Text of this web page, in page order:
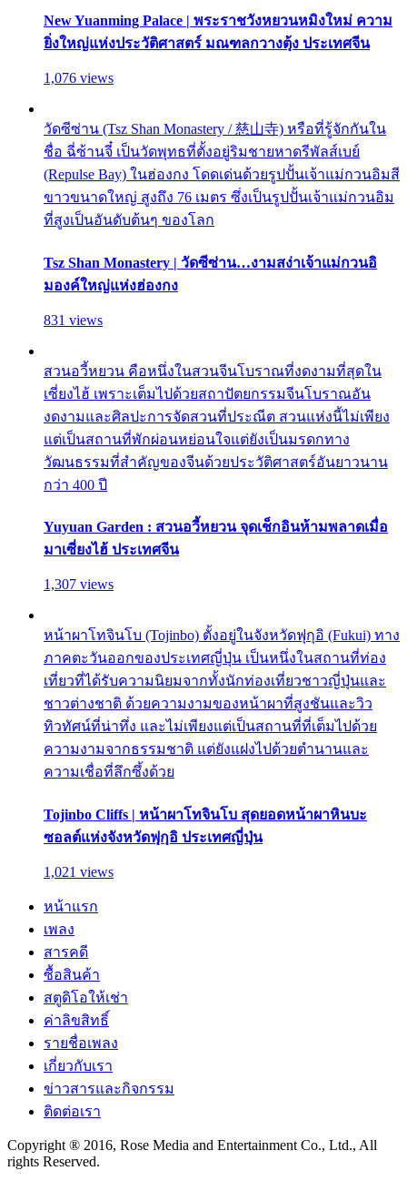
New Yuanming Palace | พระราชวังหยวนหมิงใหม่ ความ
ยิ่งใหญ่แห่งประวัติศาสตร์ มณฑลกวางตุ้ง ประเทศจีน
1,076 views
วัดซีซ่าน (Tsz Shan Monastery / 慈山寺) หรือที่รู้จักกันใน
ชื่อ ฉี่ซ้านจี๋ เป็นวัดพุทธที่ตั้งอยู่ริมชายหาดรีพัลส์เบย์
(Repulse Bay) ในฮ่องกง โดดเด่นด้วยรูปปั้นเจ้าแม่กวนอิมสี
ขาวขนาดใหญ่ สูงถึง 76 เมตร ซึ่งเป็นรูปปั้นเจ้าแม่กวนอิม
ที่สูงเป็นอันดับต้นๆ ของโลก
Tsz Shan Monastery | วัดซีซ่าน…งามสง่าเจ้าแม่กวนอิ
มองค์ใหญ่แห่งฮ่องกง
831 views
สวนอวี้หยวน คือหนึ่งในสวนจีนโบราณที่งดงามที่สุดใน
เซี่ยงไฮ้ เพราะเต็มไปด้วยสถาปัตยกรรมจีนโบราณอัน
งดงามและศิลปะการจัดสวนที่ประณีต สวนแห่งนี้ไม่เพียง
แต่เป็นสถานที่พักผ่อนหย่อนใจแต่ยังเป็นมรดกทาง
วัฒนธรรมที่สำคัญของจีนด้วยประวัติศาสตร์อันยาวนาน
กว่า 400 ปี
Yuyuan Garden : สวนอวี้หยวน จุดเช็กอินห้ามพลาดเมื่อ
มาเซี่ยงไฮ้ ประเทศจีน
1,307 views
หน้าผาโทจินโบ (Tojinbo) ตั้งอยู่ในจังหวัดฟุกุอิ (Fukui) ทาง
ภาคตะวันออกของประเทศญี่ปุ่น เป็นหนึ่งในสถานที่ท่อง
เที่ยวที่ได้รับความนิยมจากทั้งนักท่องเที่ยวชาวญี่ปุ่นและ
ชาวต่างชาติ ด้วยความงามของหน้าผาที่สูงชันและวิว
ทิวทัศน์ที่น่าทึ่ง และไม่เพียงแต่เป็นสถานที่ที่เต็มไปด้วย
ความงามจากธรรมชาติ แต่ยังแฝงไปด้วยตำนานและ
ความเชื่อที่ลึกซึ้งด้วย
Tojinbo Cliffs | หน้าผาโทจินโบ สุดยอดหน้าผาหินบะ
ซอลต์แห่งจังหวัดฟุกุอิ ประเทศญี่ปุ่น
1,021 views
หน้าแรก
เพลง
สารคดี
ซื้อสินค้า
สตูดิโอให้เช่า
ค่าลิขสิทธิ์
รายชื่อเพลง
เกี่ยวกับเรา
ข่าวสารและกิจกรรม
ติดต่อเรา
Copyright ® 2016, Rose Media and Entertainment Co., Ltd., All
rights Reserved.